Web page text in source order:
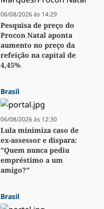
06/08/2026 às 14:29
Pesquisa de preço do
Procon Natal aponta
aumento no preço da
refeição na capital de
4,45%
Brasil
06/08/2026 às 12:30
Lula minimiza caso de
ex-assessor e dispara:
"Quem nunca pediu
empréstimo a um
amigo?"
Brasil